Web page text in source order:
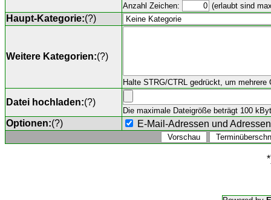
Anzahl Zeichen: (erlaubt sind
Haupt-Kategorie:(?)
Weitere Kategorien:(?)
Halte STRG/CTRL gedrückt, um mehrere
Datei hochladen:(?)
Die maximale Dateigröße beträgt 100
Optionen:(?) E-Mail-Adressen und